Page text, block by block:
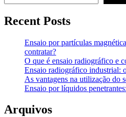
Recent Posts
Ensaio por partículas
contratar?
O que é ensaio radiográfico e
Ensaio radiográfico industrial:
As vantagens na utilização do
Ensaio por líquidos
Arquivos